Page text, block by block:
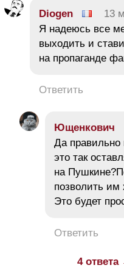
Diogen 13
Я надеюсь все
выходить и
на пропаганде
Ответить
Ющенкович
Да правильно
это так
на
позволить
Это будет
Ответить
4 ответа